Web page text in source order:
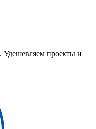
. Удешевляем проекты и